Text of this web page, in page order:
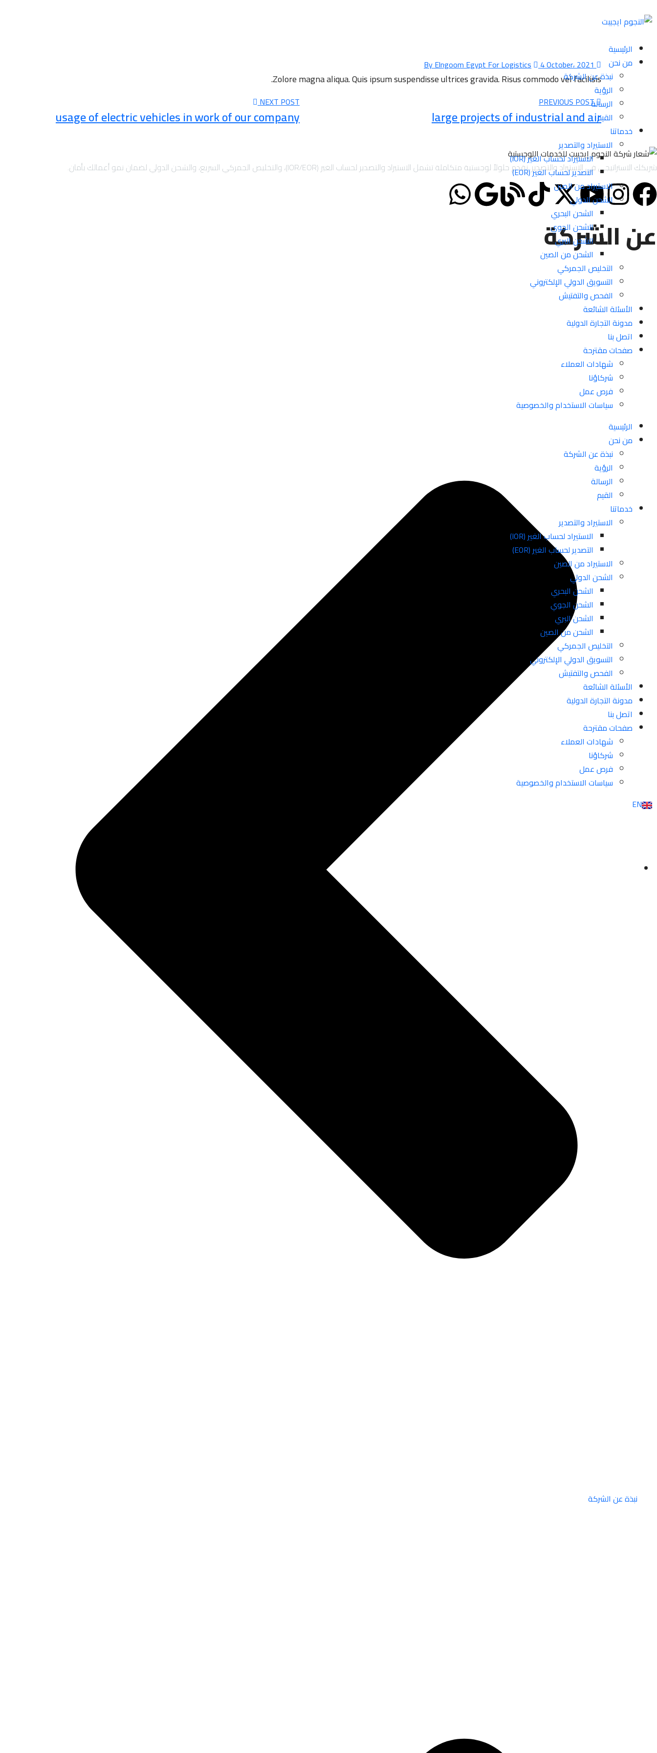
الرئيسية
من نحن
نبذة عن الشركة
الرؤية
الرسالة
القيم
خدماتنا
الاستيراد والتصدير
الاستيراد لحساب الغير (IOR)
التصدير لحساب الغير (EOR)
الاستيراد من الصين
الشحن الدولي
الشحن البحري
الشحن الجوي
الشحن البري
الشحن من الصين
التخليص الجمركي
التسويق الدولي الإلكتروني
الفحص والتفتيش
الأسئلة الشائعة
مدونة التجارة الدولية
اتصل بنا
صفحات مقترحة
شهادات العملاء
شركاؤنا
فرص عمل
سياسات الاستخدام والخصوصية
الرئيسية
من نحن
نبذة عن الشركة
الرؤية
الرسالة
القيم
خدماتنا
الاستيراد والتصدير
الاستيراد لحساب الغير (IOR)
التصدير لحساب الغير (EOR)
الاستيراد من الصين
الشحن الدولي
الشحن البحري
الشحن الجوي
الشحن البري
الشحن من الصين
التخليص الجمركي
التسويق الدولي الإلكتروني
الفحص والتفتيش
الأسئلة الشائعة
مدونة التجارة الدولية
اتصل بنا
صفحات مقترحة
شهادات العملاء
شركاؤنا
فرص عمل
سياسات الاستخدام والخصوصية
EN
By Elngoom Egypt For Logistics4 October، 2021
Zolore magna aliqua. Quis ipsum suspendisse ultrices gravida. Risus commodo vel facilisis.
PREVIOUS POST
large projects of industrial and air
NEXT POST
usage of electric vehicles in work of our company
شريكك الاستراتيجي في الاستيراد والتصدير. نقدم حلولاً لوجستية متكاملة تشمل الاستيراد والتصدير لحساب الغير (IOR/EOR)، والتخليص الجمركي السريع، والشحن الدولي لضمان نمو أعمالك بأمان.
عن الشركة
نبذة عن الشركة